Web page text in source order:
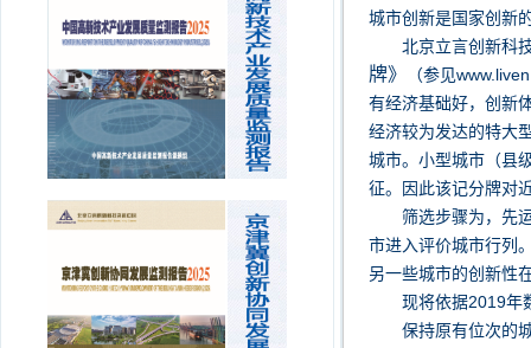
城市创新是国家创新
北京立言创新科
牌》
（参见
有经济基础好，创新
经济较为发达的特大
城市。小型城市（县
征。因此该记分牌对
筛选步骤为，先
市进入评价城市行列
另一些城市的创新性
现将依据2019年
保持原有位次的